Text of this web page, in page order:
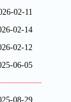
02-11
02-14
02-12
06-05
08-29